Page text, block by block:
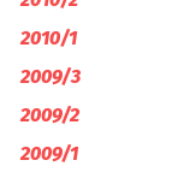
2010/1
2009/3
2009/2
2009/1